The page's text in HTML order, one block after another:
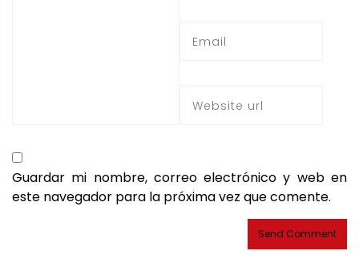
Guardar mi nombre, correo electrónico y web en
este navegador para la próxima vez que comente.